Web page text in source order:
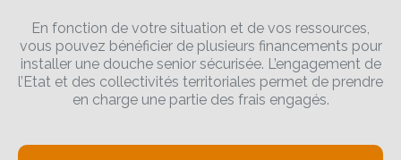
En fonction de votre situation et de vos ressources,
vous pouvez bénéficier de plusieurs financements pour
installer une douche senior sécurisée. L’engagement de
l’Etat et des collectivités territoriales permet de prendre
en charge une partie des frais engagés.